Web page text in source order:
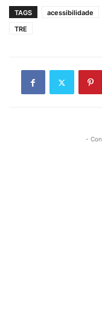
TAGS acessibilidade
TRE
-